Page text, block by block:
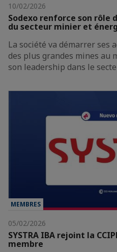
10/02/2026
Sodexo renforce son
du secteur minier et
La société va démarrer ses
des plus grandes mines au
son leadership dans le
MEMBRES
05/02/2026
SYSTRA IBA rejoint la
membre